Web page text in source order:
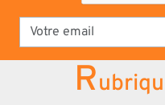
R